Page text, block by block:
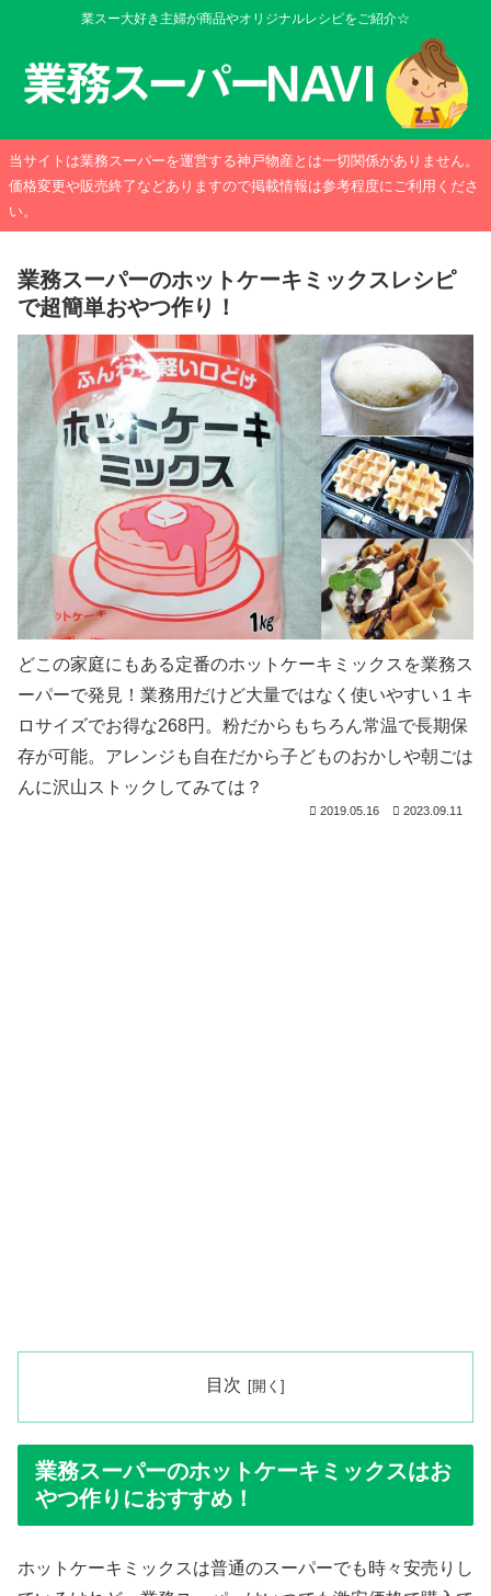
業スー大好き主婦が商品やオリジナルレシピをご紹介☆
当サイトは業務スーパーを運営する神戸物産とは一切関係がありません。
価格変更や販売終了などありますので掲載情報は参考程度にご利用くださ
い。
業務スーパーのホットケーキミックスレシピ
で超簡単おやつ作り！
どこの家庭にもある定番のホットケーキミックスを業務ス
ーパーで発見！業務用だけど大量ではなく使いやすい１キ
ロサイズでお得な268円。粉だからもちろん常温で長期保
存が可能。アレンジも自在だから子どものおかしや朝ごは
んに沢山ストックしてみては？
2019.05.16 2023.09.11
目次
業務スーパーのホットケーキミックスはお
やつ作りにおすすめ！
ホットケーキミックスは普通のスーパーでも時々安売りし